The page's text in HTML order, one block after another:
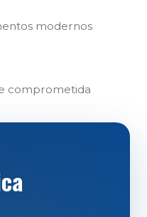
modernos
comprometida